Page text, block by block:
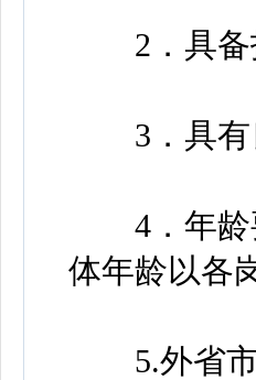
2．具备
3．具有
4．年龄要
体年龄以各
5.外省市